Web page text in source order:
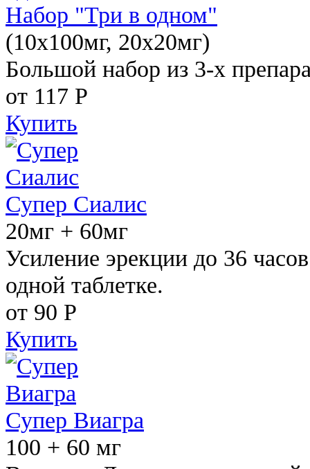
Набор "Три в одном"
(10x100мг, 20x20мг)
Большой набор из 3-х
от 117 Р
Купить
Супер Сиалис
20мг + 60мг
Усиление эрекции до 36
одной таблетке.
от 90 Р
Купить
Супер Виагра
100 + 60 мг